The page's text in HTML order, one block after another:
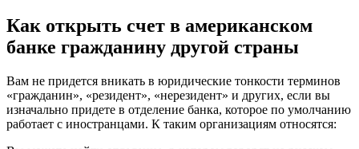
Как открыть счет в американском
банке гражданину другой страны
Вам не придется вникать в юридические тонкости терминов
«гражданин», «резидент», «нерезидент» и других, если вы
изначально придете в отделение банка, которое по умолчанию
работает с иностранцами. К таким организациям относятся: